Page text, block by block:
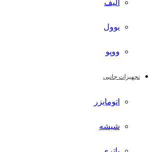
الیف
یوول
ووپو
تجهیزات جانبی
اتومایزر
شیشه